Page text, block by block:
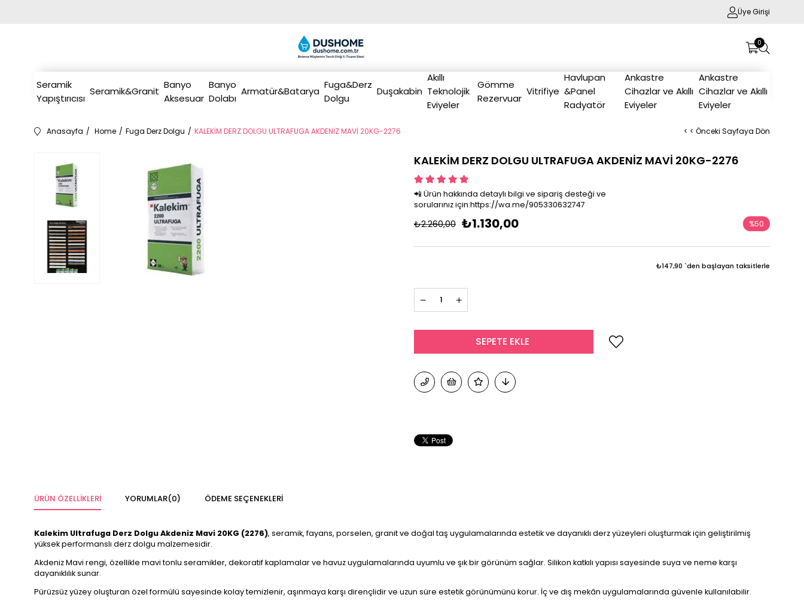
Üye Girişi
0
Seramik
Yapıştırıcısı
Seramik&Granit
Banyo
Aksesuar
Banyo
Dolabı
Armatür&Batarya
Fuga&Derz
Dolgu
Duşakabin
Akıllı
Teknolojik
Eviyeler
Gömme
Rezervuar
Vitrifiye
Havlupan
&Panel
Radyatör
Ankastre
Cihazlar ve Akıllı
Eviyeler
Ankastre
Cihazlar ve Akıllı
Eviyeler
Anasayfa Home Fuga Derz Dolgu KALEKİM DERZ DOLGU ULTRAFUGA AKDENİZ MAVİ 20KG-2276 < < Önceki Sayfaya Dön
KALEKİM DERZ DOLGU ULTRAFUGA AKDENİZ MAVİ 20KG-2276
📲 Ürün hakkında detaylı bilgi ve sipariş desteği ve
sorularınız için:https://wa.me/905330632747
₺2.260,00 ₺1.130,00 %50
₺147,90 `den başlayan taksitlerle
ÜRÜN ÖZELLIKLERI YORUMLAR(0) ÖDEME SEÇENEKLERI
Kalekim Ultrafuga Derz Dolgu Akdeniz Mavi 20KG (2276), seramik, fayans, porselen, granit ve doğal taş uygulamalarında estetik ve dayanıklı derz yüzeyleri oluşturmak için geliştirilmiş
yüksek performanslı derz dolgu malzemesidir.
Akdeniz Mavi rengi, özellikle mavi tonlu seramikler, dekoratif kaplamalar ve havuz uygulamalarında uyumlu ve şık bir görünüm sağlar. Silikon katkılı yapısı sayesinde suya ve neme karşı
dayanıklılık sunar.
Pürüzsüz yüzey oluşturan özel formülü sayesinde kolay temizlenir, aşınmaya karşı dirençlidir ve uzun süre estetik görünümünü korur. İç ve dış mekân uygulamalarında güvenle kullanılabilir.